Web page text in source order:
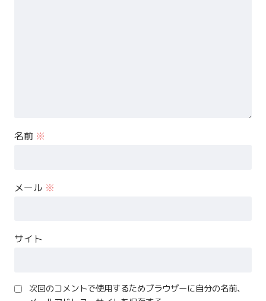
名前 ※
メール ※
サイト
次回のコメントで使用するためブラウザーに自分の名前、